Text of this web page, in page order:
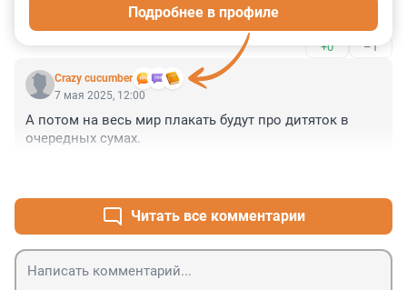
....суп харчо выбросила в пропасть.
+0 –1
Crazy cucumber
Подробнее в профиле
7 мая 2025, 12:00
А потом на весь мир плакать будут про дитяток в
очередных сумах.
Читать все комментарии